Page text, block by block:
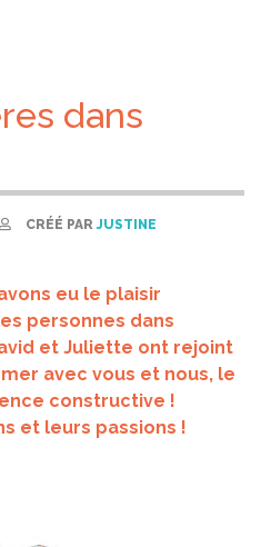
dans
CRÉÉ PAR JUSTINE
eu le plaisir
personnes dans
et Juliette ont rejoint
avec vous et nous, le
constructive !
et leurs passions !